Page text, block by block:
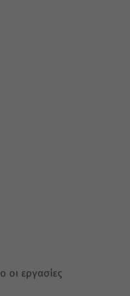
οι εργασίες